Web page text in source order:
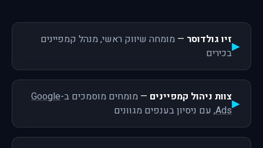
זיו גולדוסר — מומחה שיווק ראשי, מנהל קמפיינים
בכירים
צוות ניהול קמפיינים — מומחים מוסמכים ב-Google
Ads, עם ניסיון בענפים מגוונים